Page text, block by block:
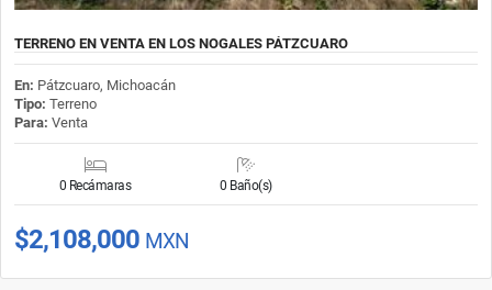
TERRENO EN VENTA EN LOS NOGALES PÁTZCUARO
En: Pátzcuaro, Michoacán
Tipo: Terreno
Para: Venta
0 Recámaras 0 Baño(s)
$2,108,000 MXN